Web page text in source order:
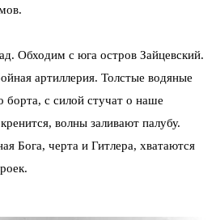
Обходим с юга остров Зайцевский.
артиллерия. Толстые водяные
борта, с силой стучат о наше
волны заливают палубу.
Бога, черта и Гитлера, хватаются